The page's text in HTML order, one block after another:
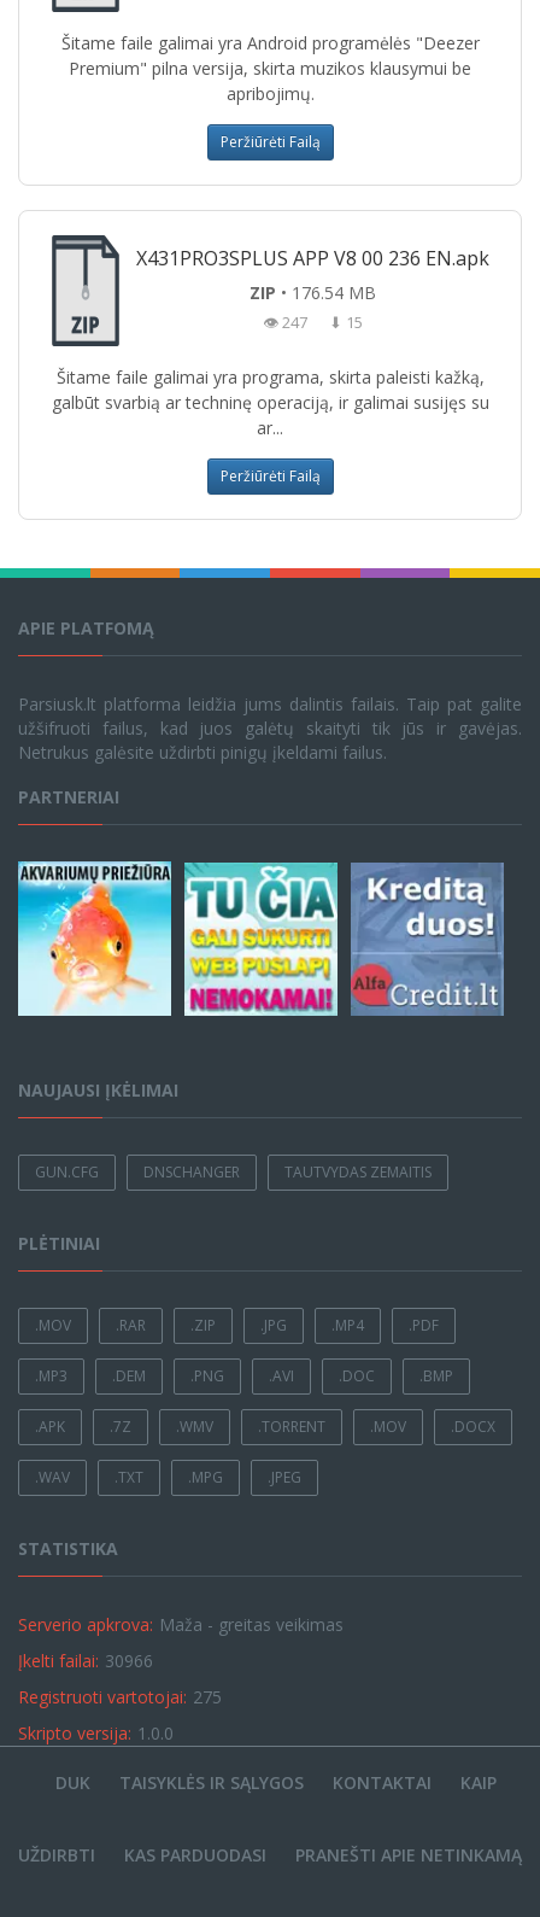
Šitame faile galimai yra Android programėlės "Deezer
Premium" pilna versija, skirta muzikos klausymui be
apribojimų.
Peržiūrėti Failą
X431PRO3SPLUS APP V8 00 236 EN.apk
ZIP • 176.54 MB
👁 247 ⬇ 15
Šitame faile galimai yra programa, skirta paleisti kažką,
galbūt svarbią ar techninę operaciją, ir galimai susijęs su
ar...
Peržiūrėti Failą
APIE PLATFOMĄ
Parsiusk.lt platforma leidžia jums dalintis failais. Taip pat galite
užšifruoti failus, kad juos galėtų skaityti tik jūs ir gavėjas.
Netrukus galėsite uždirbti pinigų įkeldami failus.
PARTNERIAI
NAUJAUSI ĮKĖLIMAI
GUN.CFG DNSCHANGER TAUTVYDAS ZEMAITIS
PLĖTINIAI
.MOV .RAR .ZIP .JPG .MP4 .PDF
.MP3 .DEM .PNG .AVI .DOC .BMP
.APK .7Z .WMV .TORRENT .MOV .DOCX
.WAV .TXT .MPG .JPEG
STATISTIKA
Serverio apkrova: Maža - greitas veikimas
Įkelti failai: 30966
Registruoti vartotojai: 275
Skripto versija: 1.0.0
DUK TAISYKLĖS IR SĄLYGOS KONTAKTAI KAIP
UŽDIRBTI KAS PARDUODASI PRANEŠTI APIE NETINKAMĄ